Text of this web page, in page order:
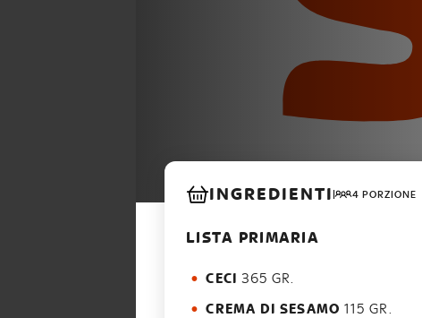
INGREDIENTI 4 PORZIONE
LISTA PRIMARIA
CECI 365 GR.
CREMA DI SESAMO 115 GR.